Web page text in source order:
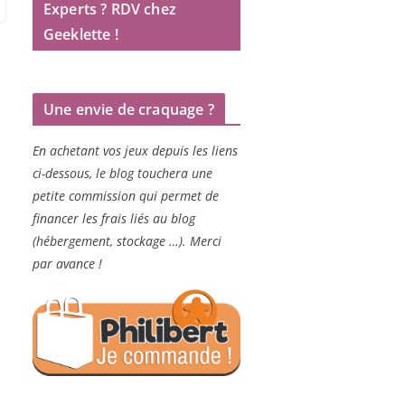
Experts ? RDV chez
Geeklette !
Une envie de craquage ?
En achetant vos jeux depuis les liens
ci-dessous, le blog touchera une
petite commission qui permet de
financer les frais liés au blog
(hébergement, stockage …). Merci
par avance !